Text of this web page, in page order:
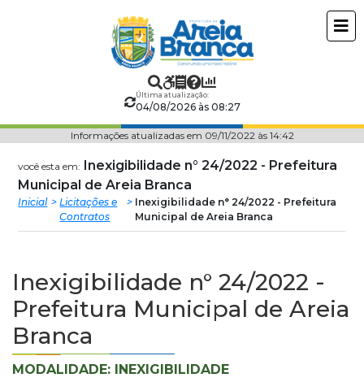
Prefeitura
Municipal
Areia
Branca
Última atualização:
04/08/2026 às 08:27
Informações atualizadas em 09/11/2022 às 14:42
você esta em: Inexigibilidade n° 24/2022 - Prefeitura
Municipal de Areia Branca
Inicial
Licitações e
Contratos
Inexigibilidade n° 24/2022 - Prefeitura
Municipal de Areia Branca
Inexigibilidade n° 24/2022 -
Prefeitura Municipal de Areia
Branca
MODALIDADE: INEXIGIBILIDADE